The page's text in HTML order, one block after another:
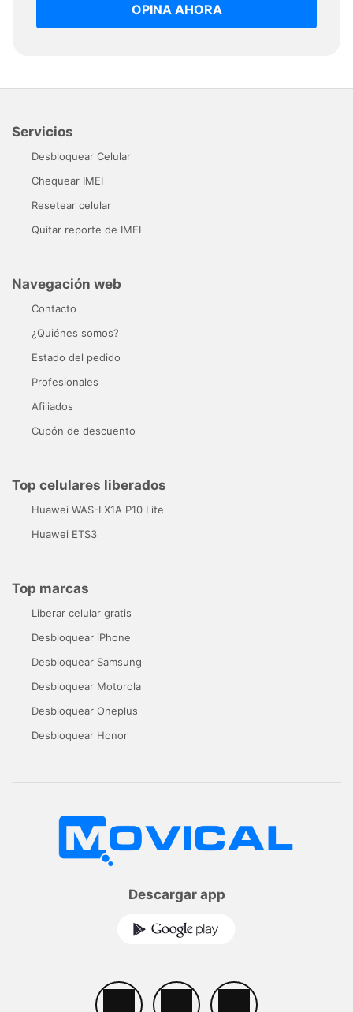
OPINA AHORA
Servicios
Desbloquear Celular
Chequear IMEI
Resetear celular
Quitar reporte de IMEI
Navegación web
Contacto
¿Quiénes somos?
Estado del pedido
Profesionales
Afiliados
Cupón de descuento
Top celulares liberados
Huawei WAS-LX1A P10 Lite
Huawei ETS3
Top marcas
Liberar celular gratis
Desbloquear iPhone
Desbloquear Samsung
Desbloquear Motorola
Desbloquear Oneplus
Desbloquear Honor
Descargar app